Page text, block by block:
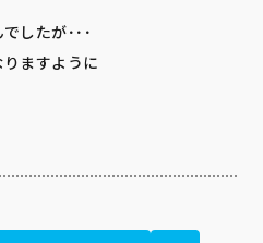
したが･･･
ますように